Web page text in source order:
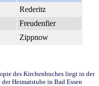
Rederitz
Freudenfier
Zippnow
des Kirchenbuches liegt in der
Heimatstube in Bad Essen